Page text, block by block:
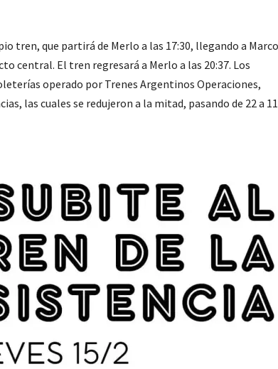
tren, que partirá de Merlo a las 17:30, llegando a
central. El tren regresará a Merlo a las 20:37. Los
operado por Trenes Argentinos Operaciones,
las cuales se redujeron a la mitad, pasando de 22 a 11